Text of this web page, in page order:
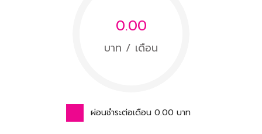
0.00
บาท / เดือน
ผ่อนชำระต่อเดือน 0.00 บาท